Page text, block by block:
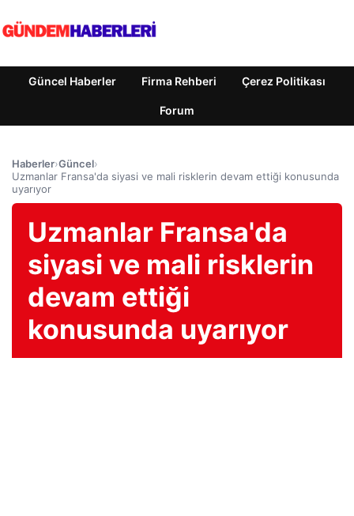
Güncel Haberler Firma Rehberi Çerez Politikası
Forum
Haberler›Güncel›
Uzmanlar Fransa'da siyasi ve mali risklerin devam ettiği konusunda
uyarıyor
Uzmanlar Fransa'da
siyasi ve mali risklerin
devam ettiği
konusunda uyarıyor